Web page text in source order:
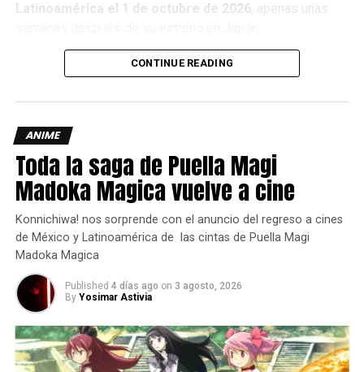
personajes, Yoshikazu Iwanami vuelve como director de
sonido y Masato Kōda continúa componiendo la música.
voces familiares que los fans han llegado a amar.
El anuncio se produjo durante una gran celebración del
décimo aniversario de la franquicia. Los organizadores
proyectaron un video especial de aniversario que incluía
un nuevo arreglo de “Fantastic Dreamer” de Machico, el
tema de apertura de la primera temporada.
Latinoamérica el 1 de octubre de 2026 , apenas unas
CONTINUE READING
ANIME
Toda la saga de Puella Magi
Madoka Magica vuelve a cine
Konnichiwa! nos sorprende con el anuncio del regreso a cines
de México y Latinoamérica de las cintas de Puella Magi
Madoka Magica
Published 4 días ago on 3 agosto, 2026
By Yosimar Astivia